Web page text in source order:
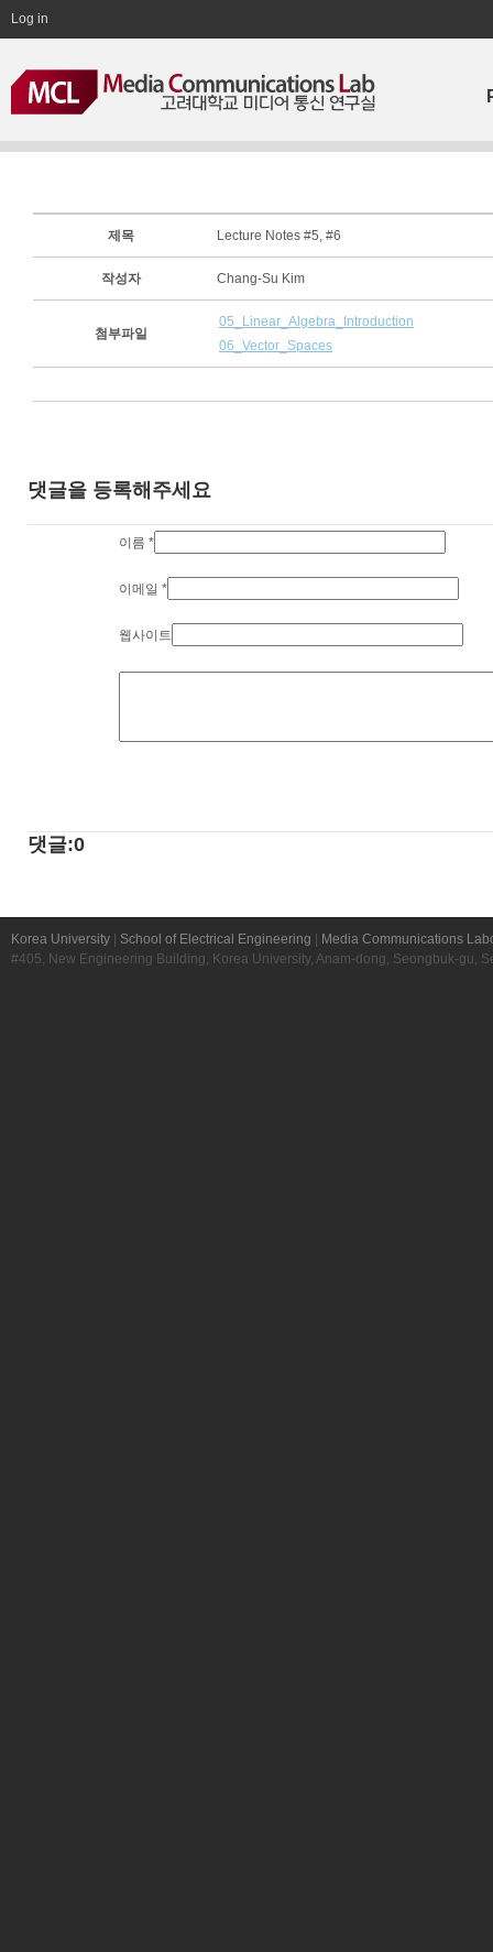
Log in
제목 Lecture Notes #5, #6
작성자 Chang-Su Kim
첨부파일
05_Linear_Algebra_Introduction
06_Vector_Spaces
댓글을 등록해주세요
이름 *
이메일 *
웹사이트
댓글:0
Korea University School of Electrical Engineering
Media Communications
#405, New Engineering Building, Korea University, Anam-dong, Seongbuk-gu,